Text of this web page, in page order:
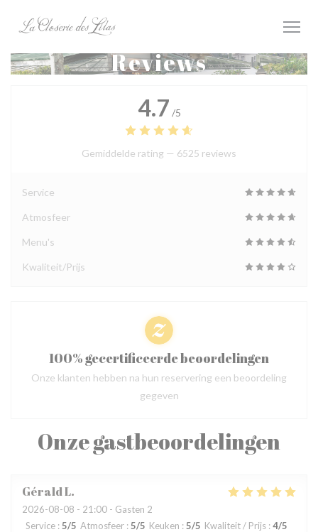
Reviews
Onze gastbeoordelingen
GéraldL
2026-08-08 - 21:00 - Gasten 2
Service : 5/5 Atmosfeer : 5/5 Keuken : 5/5 Kwaliteit / Prijs : 4/5
4.7 /5
Gemiddelde rating — 6525 reviews
Service
Atmosfeer
Menu's
Kwaliteit/Prijs
100% gecertificeerde beoordelingen
Onze klanten hebben na hun reservering een beoordeling
gegeven